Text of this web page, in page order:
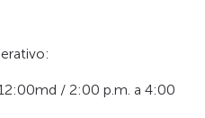
/ 2:00 p.m. a 4:00